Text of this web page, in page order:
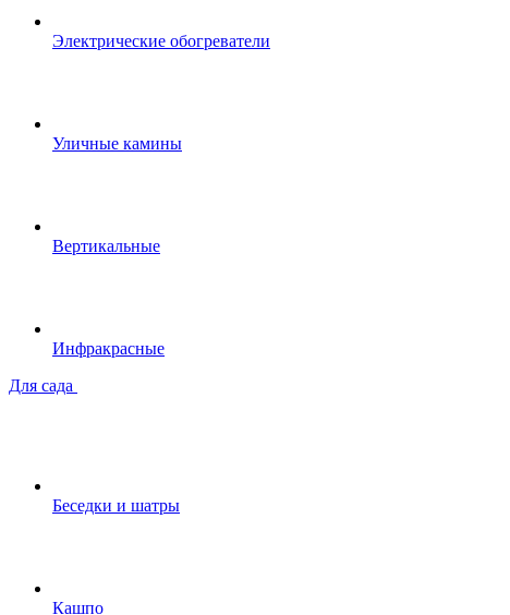
Электрические обогреватели
Уличные камины
Вертикальные
Инфракрасные
Для сада
Беседки и шатры
Кашпо